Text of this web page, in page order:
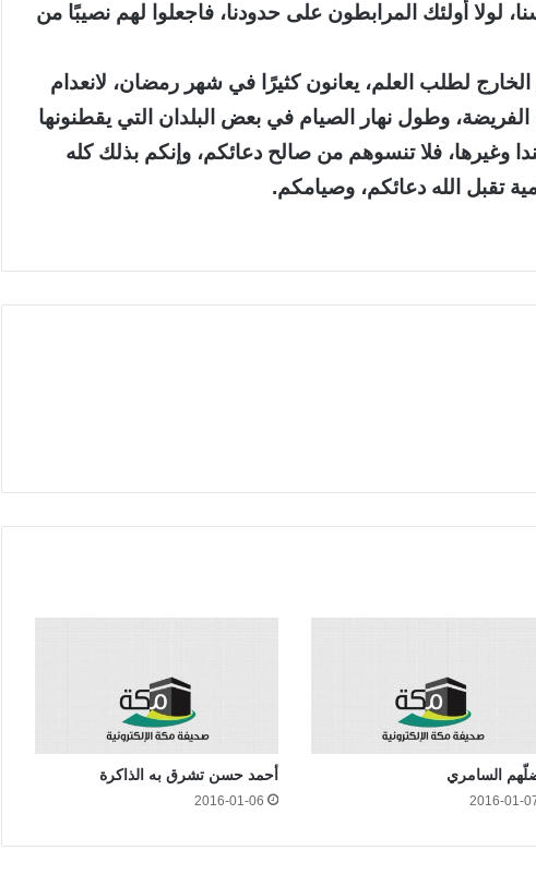
لولا أولئك المرابطون على حدودنا، فاجعلوا لهم نصيبًا من
الخارج لطلب العلم، يعانون كثيرًا في شهر رمضان، لانعدام
وطول نهار الصيام في بعض البلدان التي يقطنونها
وغيرها، فلا تنسوهم من صالح دعائكم، وإنكم بذلك كله
تقبل الله دعائكم، وصيامكم.
السامري
2016-01-
أحمد حسن تشرق به الذاكرة
2016-01-06